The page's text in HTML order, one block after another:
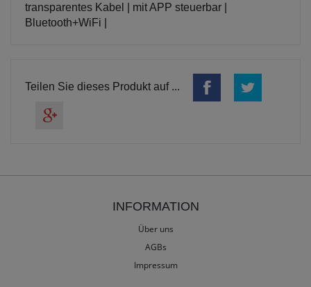
transparentes Kabel | mit APP steuerbar |
Bluetooth+WiFi |
Teilen Sie dieses Produkt auf ...
INFORMATION
Über uns
AGBs
Impressum